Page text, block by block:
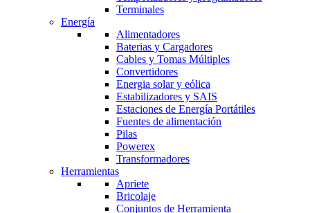
Terminales
Energía
Alimentadores
Baterias y Cargadores
Cables y Tomas Múltiples
Convertidores
Energia solar y eólica
Estabilizadores y SAIS
Estaciones de Energía Portátiles
Fuentes de alimentación
Pilas
Powerex
Transformadores
Herramientas
Apriete
Bricolaje
Conjuntos de Herramienta